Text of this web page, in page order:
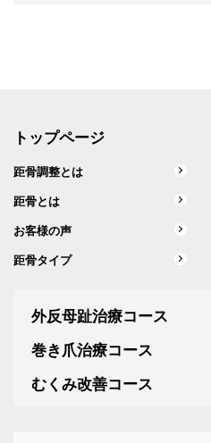
トップページ
距骨調整とは
距骨とは
お客様の声
距骨タイプ
外反母趾治療コース
巻き爪治療コース
むくみ改善コース